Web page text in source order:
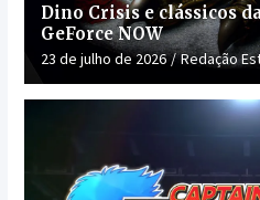
Dino Crisis e clássicos
GeForce NOW
23 de julho de 2026 Redação